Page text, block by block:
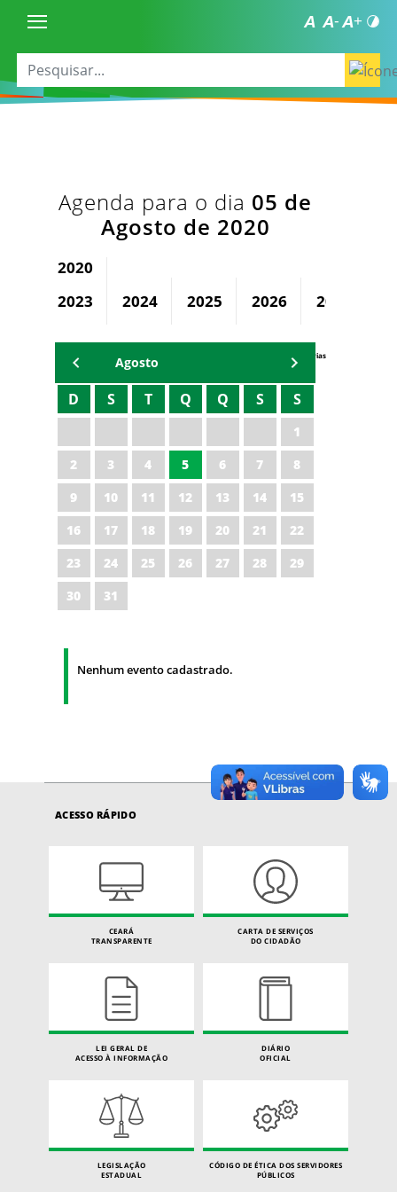
Agenda para o dia 05 de
Agosto de 2020
2020
2023
2024 2025 2026 2027
Agenda Secretárias
Agosto
D S T Q Q S S
1
2
3 4 5 6 7
8
9
10 11 12 13 14
15
16
17 18 19 20 21
22
23
24 25 26 27 28
29
30
31
Nenhum evento cadastrado.
ACESSO RÁPIDO
CEARÁ
TRANSPARENTE
CARTA DE SERVIÇOS
DO CIDADÃO
LEI GERAL DE
ACESSO À INFORMAÇÃO
DIÁRIO
OFICIAL
LEGISLAÇÃO
ESTADUAL
CÓDIGO DE ÉTICA DOS SERVIDORES
PÚBLICOS